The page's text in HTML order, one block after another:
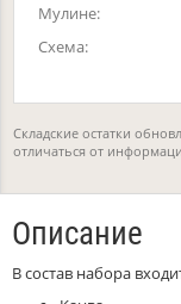
Мулине:
Схема:
Складские остатки
отличаться от
Описание
В состав набора